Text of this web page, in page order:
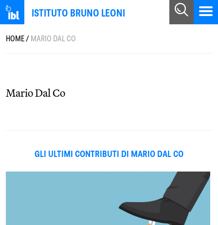
ISTITUTO BRUNO LEONI
HOME/MARIO DAL CO
Mario Dal Co
GLI ULTIMI CONTRIBUTI DI MARIO DAL CO